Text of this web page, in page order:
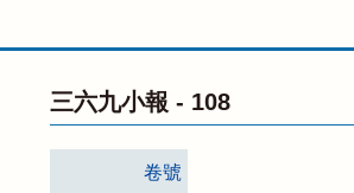
三六九小報 - 108
卷號